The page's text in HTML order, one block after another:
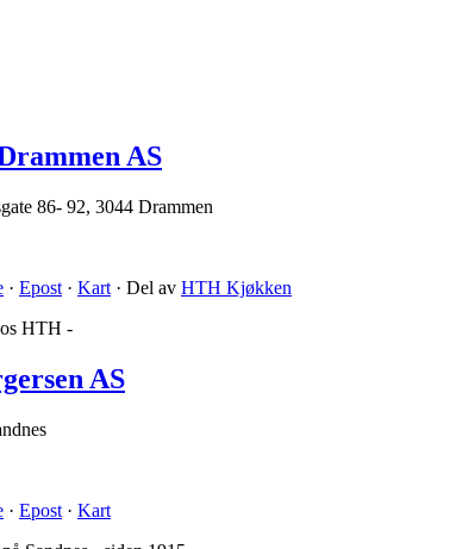
AS
86- 92, 3044 Drammen
· Epost · Kart · Del av HTH Kjøkken
HTH -
AS
· Epost · Kart